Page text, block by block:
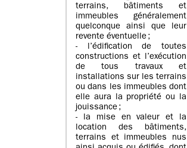
terrains, bâtiments et
immeubles généralement
quelconque ainsi que leur
revente éventuelle ;
- l’édification de toutes
constructions et l’exécution
de tous travaux et
installations sur les terrains
ou dans les immeubles dont
elle aura la propriété ou la
jouissance ;
- la mise en valeur et la
location des bâtiments,
terrains et immeubles nus